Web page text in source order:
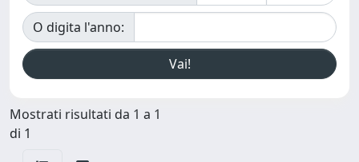
O digita l'anno:
Mostrati risultati da 1 a 1
di 1